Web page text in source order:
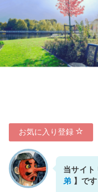
お気に入り登録
当サイト
弟 】です